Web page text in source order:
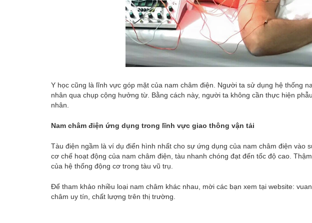
Y học cũng là lĩnh vực góp mặt của nam châm điện. Người ta sử dụng hệ thống
nhân qua chụp cộng hưởng từ. Bằng cách này, người ta không cần thực hiện
nhân.
Nam châm điện ứng dụng trong lĩnh vực giao thông vận tải
Tàu điện ngầm là ví dụ điển hình nhất cho sự ứng dụng của nam châm điện vào
cơ chế hoạt động của nam châm điện, tàu nhanh chóng đạt đến tốc độ cao.
của hệ thống động cơ trong tàu vũ trụ.
Để tham khảo nhiều loại nam châm khác nhau, mời các bạn xem tại website:
châm uy tín, chất lượng trên thị trường.